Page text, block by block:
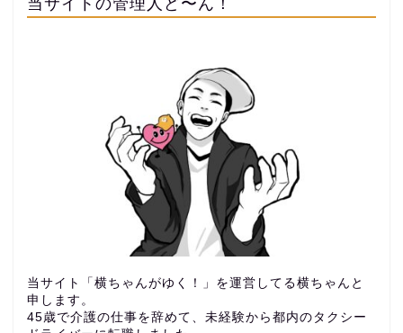
当サイト「横ちゃんがゆく！」を運営してる横ちゃんと
申します。
45歳で介護の仕事を辞めて、未経験から都内のタクシー